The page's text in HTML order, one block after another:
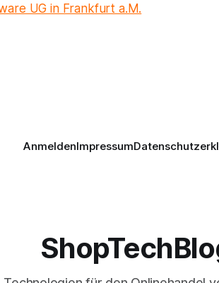
UG in Frankfurt a.M.
AnmeldenImpressum